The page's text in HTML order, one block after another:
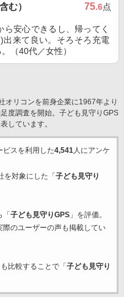
む） 75.6点
安心できるし、帰ってく
来て良い。そろそろ充電
（40代／女性）
オリコンを前身企業に1967年より
度調査を開始。子ども見守りGPS
しています。
ビスを利用した4,541人にアンケ
を対象にした「 子ども見守り
子ども見守りGPS」を評価。
のユーザーの声も掲載してい
比較することで「 子ども見守り